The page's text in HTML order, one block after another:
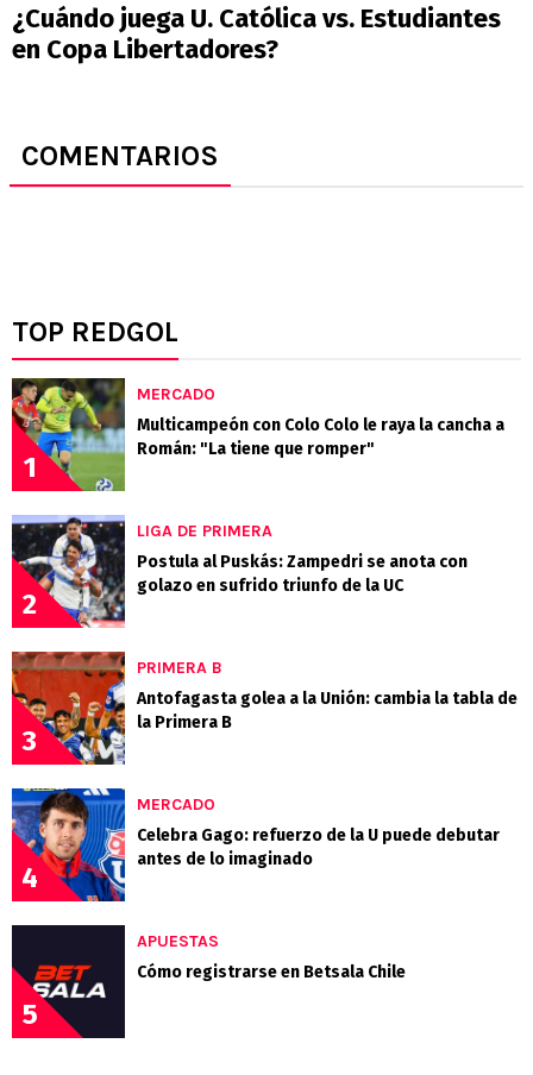
¿Cuándo juega U. Católica vs. Estudiantes
en Copa Libertadores?
COMENTARIOS
TOP REDGOL
1
MERCADO
Multicampeón con Colo Colo le raya la cancha a
Román: "La tiene que romper"
2
LIGA DE PRIMERA
Postula al Puskás: Zampedri se anota con
golazo en sufrido triunfo de la UC
3
PRIMERA B
Antofagasta golea a la Unión: cambia la tabla de
la Primera B
4
MERCADO
Celebra Gago: refuerzo de la U puede debutar
antes de lo imaginado
5
APUESTAS
Cómo registrarse en Betsala Chile